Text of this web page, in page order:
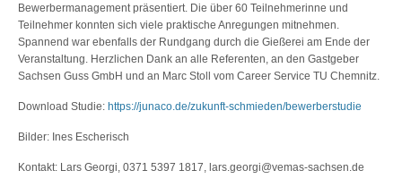
Bewerbermanagement präsentiert. Die über 60 Teilnehmerinne und
Teilnehmer konnten sich viele praktische Anregungen mitnehmen.
Spannend war ebenfalls der Rundgang durch die Gießerei am Ende der
Veranstaltung. Herzlichen Dank an alle Referenten, an den Gastgeber
Sachsen Guss GmbH und an Marc Stoll vom Career Service TU Chemnitz.
Download Studie: https://junaco.de/zukunft-schmieden/bewerberstudie
Bilder: Ines Escherisch
Kontakt: Lars Georgi, 0371 5397 1817, lars.georgi@vemas-sachsen.de